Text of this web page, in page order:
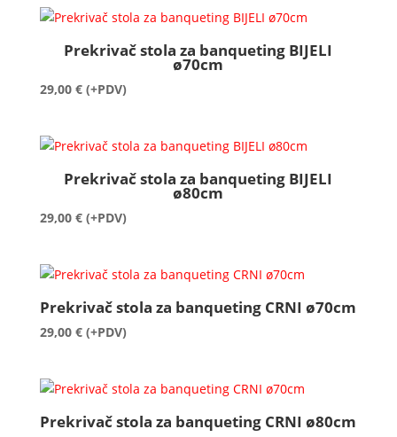
Prekrivač stola za banqueting BIJELI
ø70cm
29,00 € (+PDV)
Prekrivač stola za banqueting BIJELI
ø80cm
29,00 € (+PDV)
Prekrivač stola za banqueting CRNI ø70cm
29,00 € (+PDV)
Prekrivač stola za banqueting CRNI ø80cm